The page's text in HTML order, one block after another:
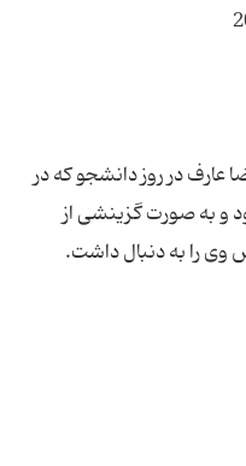
در روز دانشجو که در
و به صورت گزینشی از